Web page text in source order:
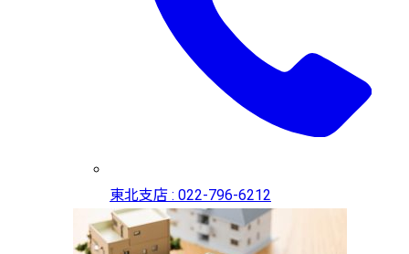
東北支店 : 022-796-6212